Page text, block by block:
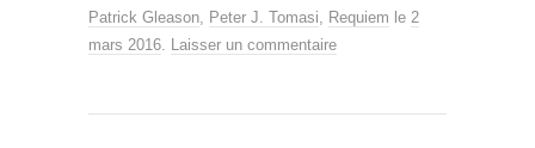
Patrick Gleason
Peter J. Tomasi Requiem le 2
mars 2016
Laisser un commentaire